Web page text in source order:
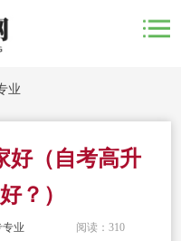
业
好（自考高升
？）
专业 阅读：310